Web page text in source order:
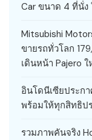
Car ขนาด 4 ที่นั่ง
Mitsubishi
ขายรถทั่วโลก
เดินหน้า Pajero ใ
อินโดนีเซียประก
พร้อมให้ทุกสิทธิป
รวมภาพคันจริง